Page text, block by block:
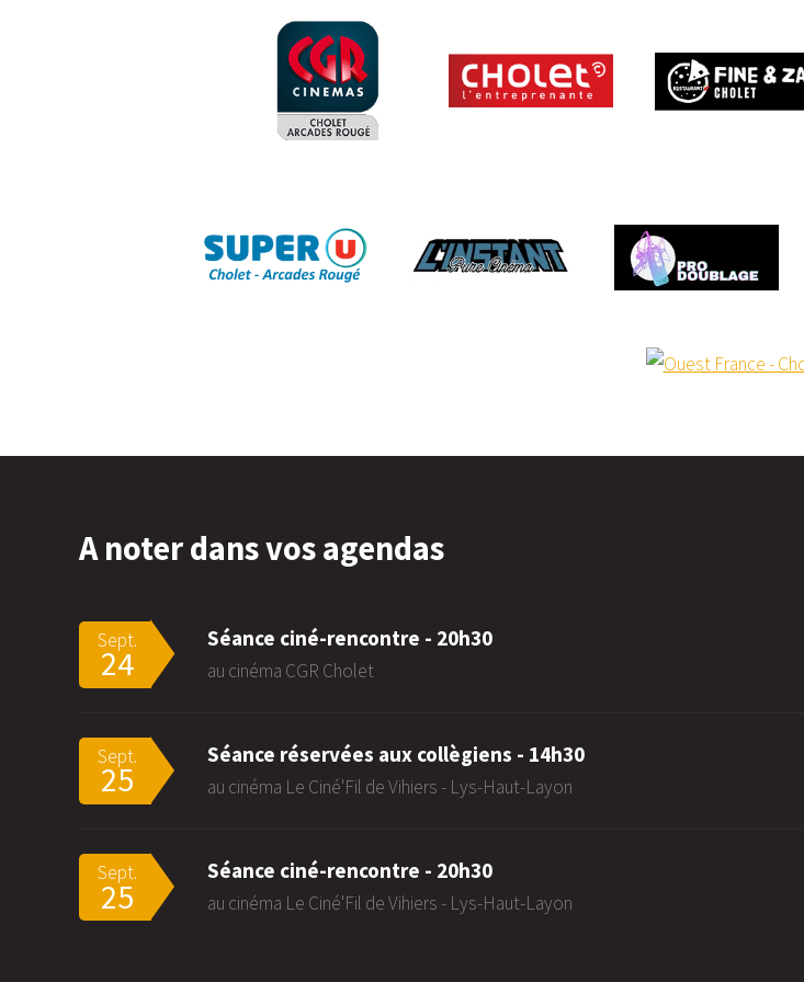
A noter dans vos agendas
Sept.
24
Séance ciné-rencontre - 20h30
au cinéma CGR Cholet
Sept.
25
Séance réservées aux collègiens - 14h30
au cinéma Le Ciné'Fil de Vihiers - Lys-Haut-Layon
Sept.
25
Séance ciné-rencontre - 20h30
au cinéma Le Ciné'Fil de Vihiers - Lys-Haut-Layon